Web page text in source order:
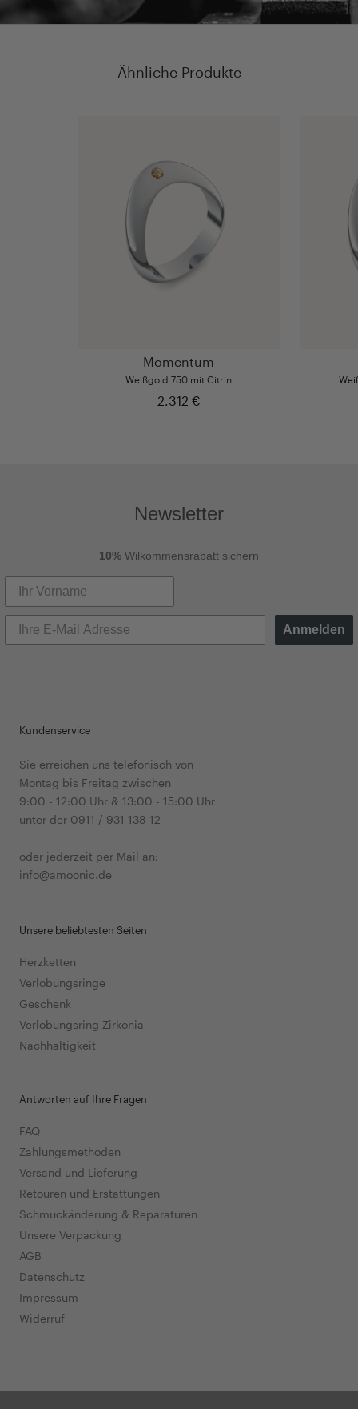
Ähnliche Produkte
Momentum
Weißgold 750 mit Citrin
2.312 €
Newsletter
10% Wilkommensrabatt sichern
Anmelden
Kundenservice
Sie erreichen uns telefonisch von
Montag bis Freitag zwischen
9:00 - 12:00 Uhr & 13:00 - 15:00 Uhr
unter der 0911 / 931 138 12
oder jederzeit per Mail an:
info@amoonic.de
Unsere beliebtesten Seiten
Herzketten
Verlobungsringe
Geschenk
Verlobungsring Zirkonia
Nachhaltigkeit
Antworten auf Ihre Fragen
FAQ
Zahlungsmethoden
Versand und Lieferung
Retouren und Erstattungen
Schmuckänderung & Reparaturen
Unsere Verpackung
AGB
Datenschutz
Impressum
Widerruf